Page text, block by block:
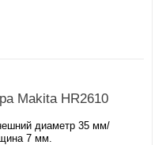
Makita HR2610
диаметр 35 мм/
7 мм.